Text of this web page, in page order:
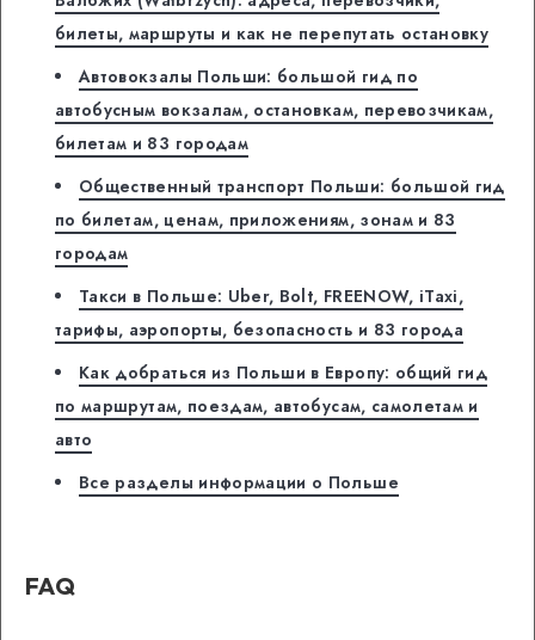
билеты, маршруты и как не перепутать остановку
Автовокзалы Польши: большой гид по
автобусным вокзалам, остановкам, перевозчикам,
билетам и 83 городам
Общественный транспорт Польши: большой гид
по билетам, ценам, приложениям, зонам и 83
городам
Такси в Польше: Uber, Bolt, FREENOW, iTaxi,
тарифы, аэропорты, безопасность и 83 города
Как добраться из Польши в Европу: общий гид
по маршрутам, поездам, автобусам, самолетам и
авто
Все разделы информации о Польше
FAQ